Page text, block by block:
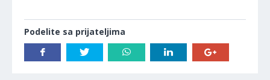
Podelite sa prijateljima